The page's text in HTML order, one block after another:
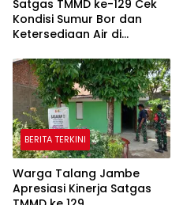
Satgas TMMD ke-129 Cek
Kondisi Sumur Bor dan
Ketersediaan Air di
BERITA TERKINI
Warga Talang Jambe
Apresiasi Kinerja Satgas